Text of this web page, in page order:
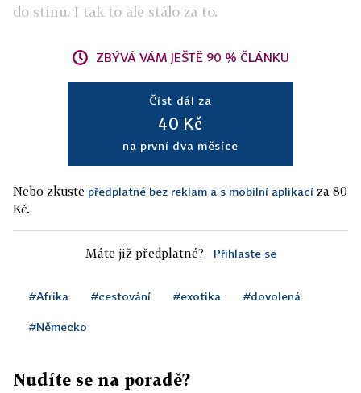
do stínu. I tak to ale stálo za to.
ZBÝVÁ VÁM JEŠTĚ 90 % ČLÁNKU
Číst dál za
40 Kč
na první dva měsíce
Nebo zkuste předplatné bez reklam a s mobilní aplikací za 80
Kč.
Máte již předplatné? Přihlaste se
#Afrika #cestování #exotika #dovolená
#Německo
Nudíte se na poradě?